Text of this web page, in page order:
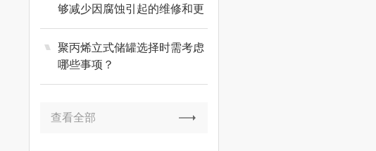
够减少因腐蚀引起的维修和更
换成本
聚丙烯立式储罐选择时需考虑
哪些事项？
查看全部